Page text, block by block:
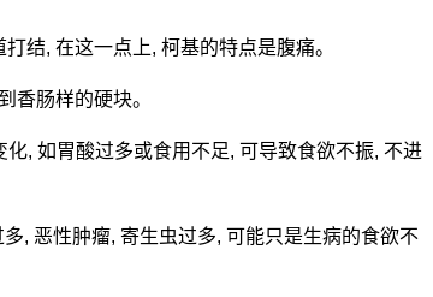
结, 在这一点上, 柯基的特点是腹痛。
香肠样的硬块。
, 如胃酸过多或食用不足, 可导致食欲不振, 不进
, 恶性肿瘤, 寄生虫过多, 可能只是生病的食欲不